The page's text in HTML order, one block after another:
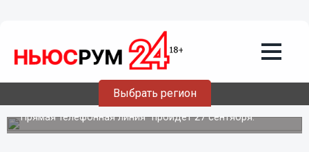
Выбрать регион
19.09.201308:40
Глава Нижегородского ГУ МВД России
ответит на вопросы жителей региона
"Прямая телефонная линия" пройдет 27 сентября.